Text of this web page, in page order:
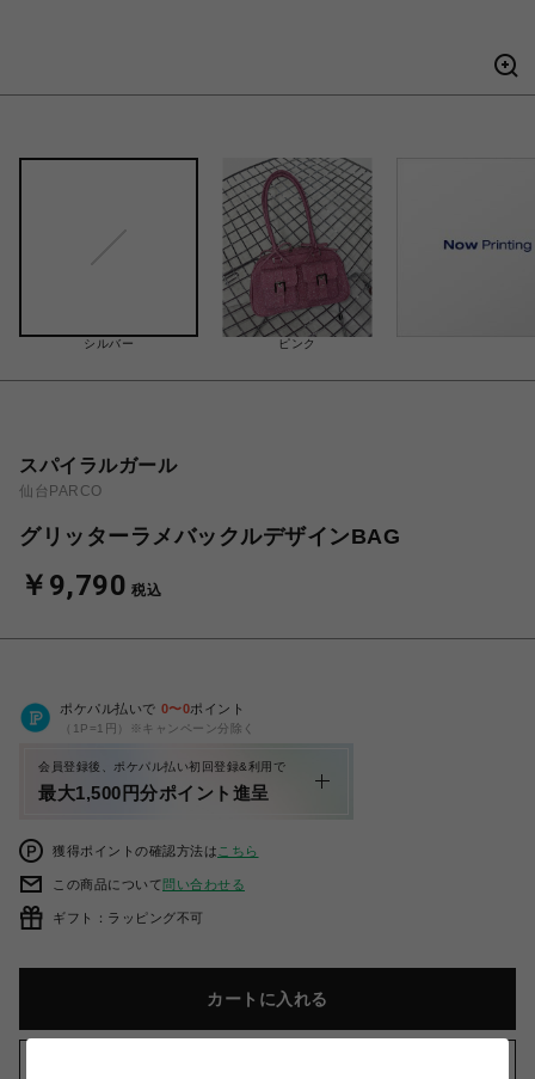
シルバー ピンク
スパイラルガール
仙台PARCO
グリッターラメバックルデザインBAG
￥9,790 税込
ポケパル払いで 0〜0ポイント
（1P=1円）※キャンペーン分除く
会員登録後、ポケパル払い初回登録&利用で
最大1,500円分ポイント進呈
獲得ポイントの確認方法は こちら
この商品について問い合わせる
ギフト：ラッピング不可
カートに入れる